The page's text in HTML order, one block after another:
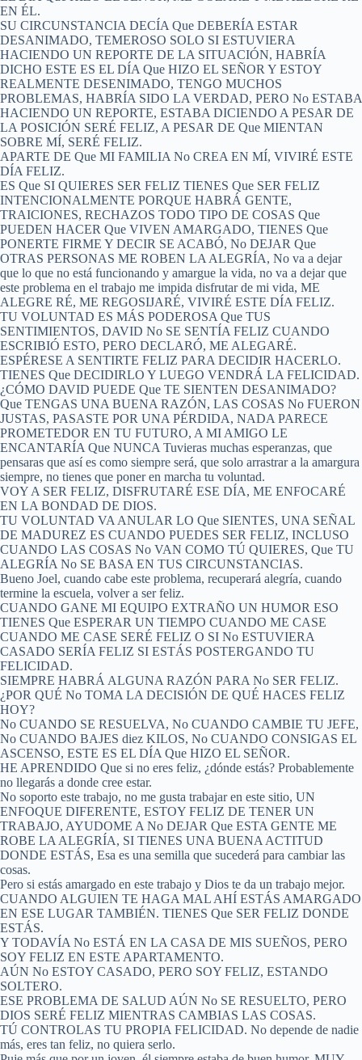
EN ÉL.
SU CIRCUNSTANCIA DECÍA Que DEBERÍA ESTAR
DESANIMADO, TEMEROSO SOLO SI ESTUVIERA
HACIENDO UN REPORTE DE LA SITUACIÓN, HABRÍA
DICHO ESTE ES EL DÍA Que HIZO EL SEÑOR Y ESTOY
REALMENTE DESENIMADO, TENGO MUCHOS
PROBLEMAS, HABRÍA SIDO LA VERDAD, PERO No ESTABA
HACIENDO UN REPORTE, ESTABA DICIENDO A PESAR DE
LA POSICIÓN SERÉ FELIZ, A PESAR DE Que MIENTAN
SOBRE MÍ, SERÉ FELIZ.
APARTE DE Que MI FAMILIA No CREA EN MÍ, VIVIRÉ ESTE
DÍA FELIZ.
ES Que SI QUIERES SER FELIZ TIENES Que SER FELIZ
INTENCIONALMENTE PORQUE HABRÁ GENTE,
TRAICIONES, RECHAZOS TODO TIPO DE COSAS Que
PUEDEN HACER Que VIVEN AMARGADO, TIENES Que
PONERTE FIRME Y DECIR SE ACABÓ, No DEJAR Que
OTRAS PERSONAS ME ROBEN LA ALEGRÍA, No va a dejar
que lo que no está funcionando y amargue la vida, no va a dejar que
este problema en el trabajo me impida disfrutar de mi vida, ME
ALEGRE RÉ, ME REGOSIJARÉ, VIVIRÉ ESTE DÍA FELIZ.
TU VOLUNTAD ES MÁS PODEROSA Que TUS
SENTIMIENTOS, DAVID No SE SENTÍA FELIZ CUANDO
ESCRIBIÓ ESTO, PERO DECLARÓ, ME ALEGARÉ.
ESPÉRESE A SENTIRTE FELIZ PARA DECIDIR HACERLO.
TIENES Que DECIDIRLO Y LUEGO VENDRÁ LA FELICIDAD.
¿CÓMO DAVID PUEDE Que TE SIENTEN DESANIMADO?
Que TENGAS UNA BUENA RAZÓN, LAS COSAS No FUERON
JUSTAS, PASASTE POR UNA PÉRDIDA, NADA PARECE
PROMETEDOR EN TU FUTURO, A MI AMIGO LE
ENCANTARÍA Que NUNCA Tuvieras muchas esperanzas, que
pensaras que así es como siempre será, que solo arrastrar a la amargura
siempre, no tienes que poner en marcha tu voluntad.
VOY A SER FELIZ, DISFRUTARÉ ESE DÍA, ME ENFOCARÉ
EN LA BONDAD DE DIOS.
TU VOLUNTAD VA ANULAR LO Que SIENTES, UNA SEÑAL
DE MADUREZ ES CUANDO PUEDES SER FELIZ, INCLUSO
CUANDO LAS COSAS No VAN COMO TÚ QUIERES, Que TU
ALEGRÍA No SE BASA EN TUS CIRCUNSTANCIAS.
Bueno Joel, cuando cabe este problema, recuperará alegría, cuando
termine la escuela, volver a ser feliz.
CUANDO GANE MI EQUIPO EXTRAÑO UN HUMOR ESO
TIENES Que ESPERAR UN TIEMPO CUANDO ME CASE
CUANDO ME CASE SERÉ FELIZ O SI No ESTUVIERA
CASADO SERÍA FELIZ SI ESTÁS POSTERGANDO TU
FELICIDAD.
SIEMPRE HABRÁ ALGUNA RAZÓN PARA No SER FELIZ.
¿POR QUÉ No TOMA LA DECISIÓN DE QUÉ HACES FELIZ
HOY?
No CUANDO SE RESUELVA, No CUANDO CAMBIE TU JEFE,
No CUANDO BAJES diez KILOS, No CUANDO CONSIGAS EL
ASCENSO, ESTE ES EL DÍA Que HIZO EL SEÑOR.
HE APRENDIDO Que si no eres feliz, ¿dónde estás? Probablemente
no llegarás a donde cree estar.
No soporto este trabajo, no me gusta trabajar en este sitio, UN
ENFOQUE DIFERENTE, ESTOY FELIZ DE TENER UN
TRABAJO, AYUDOME A No DEJAR Que ESTA GENTE ME
ROBE LA ALEGRÍA, SI TIENES UNA BUENA ACTITUD
DONDE ESTÁS, Esa es una semilla que sucederá para cambiar las
cosas.
Pero si estás amargado en este trabajo y Dios te da un trabajo mejor.
CUANDO ALGUIEN TE HAGA MAL AHÍ ESTÁS AMARGADO
EN ESE LUGAR TAMBIÉN. TIENES Que SER FELIZ DONDE
ESTÁS.
Y TODAVÍA No ESTÁ EN LA CASA DE MIS SUEÑOS, PERO
SOY FELIZ EN ESTE APARTAMENTO.
AÚN No ESTOY CASADO, PERO SOY FELIZ, ESTANDO
SOLTERO.
ESE PROBLEMA DE SALUD AÚN No SE RESUELTO, PERO
DIOS SERÉ FELIZ MIENTRAS CAMBIAS LAS COSAS.
TÚ CONTROLAS TU PROPIA FELICIDAD. No depende de nadie
más, eres tan feliz, no quiera serlo.